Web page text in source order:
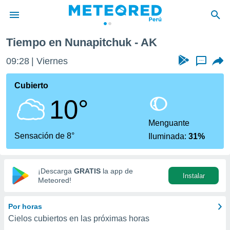
de
ha sido
que se
calidad.
a este
las
y
digital
basada
Tiempo en Nunapitchuk - AK
09:28 Viernes ...
Cubierto
10°
Sensación de 8°
Menguante
Iluminada:31%
¡Descarga GRATIS la app de
Meteored!
Instalar
Por horas
Cielos cubiertos en las próximas horas